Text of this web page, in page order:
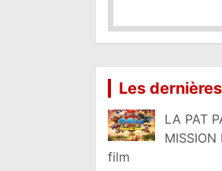
Les
LA PAT
film